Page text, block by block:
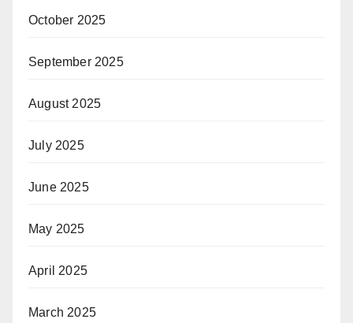
October 2025
September 2025
August 2025
July 2025
June 2025
May 2025
April 2025
March 2025